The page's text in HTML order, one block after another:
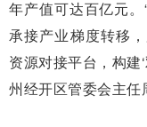
年产值可达百亿元
承接产业梯度转移
资源对接平台，构建
州经开区管委会主任